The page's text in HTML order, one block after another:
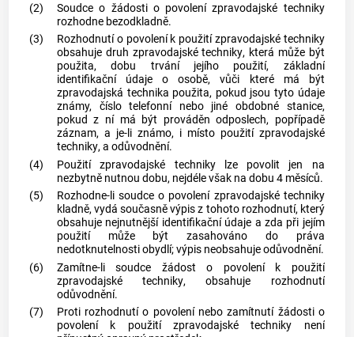
(2)
Soudce o žádosti o povolenízpravodajské techniky
rozhodne bezodkladně.
(3)
Rozhodnutí o povolení k použitízpravodajské techniky
obsahuje druh zpravodajské techniky, která může být
použita, dobu trvání jejího použití, základní
identifikační údaje o osobě, vůči které má být
zpravodajská technika použita, pokud jsou tyto údaje
známy, číslo telefonní nebo jiné obdobné stanice,
pokud z ní má být prováděn odposlech, popřípadě
záznam, a je-li známo, i místo použití zpravodajské
techniky, a odůvodnění.
(4)
Použitízpravodajské technikylze povolit jen na
nezbytně nutnou dobu, nejdéle však na dobu 4 měsíců.
(5)
Rozhodne-li soudce o povolení zpravodajské techniky
kladně, vydá současně výpis z tohoto rozhodnutí, který
obsahuje nejnutnější identifikační údaje a zda při jejím
použití může být zasahováno do práva
nedotknutelnosti obydlí; výpis neobsahuje odůvodnění.
(6)
Zamítne-li soudce žádost o povolení k použití
zpravodajské techniky, obsahuje rozhodnutí
odůvodnění.
(7)
Proti rozhodnutí o povolení nebo zamítnutí žádosti o
povolení k použitízpravodajské techniky není